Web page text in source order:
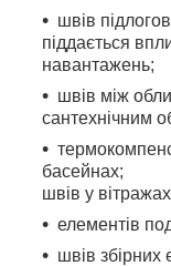
швів
піддається
навантажень;
швів між
сантехнічним
басейнах;
швів у
елементів
швів збірних